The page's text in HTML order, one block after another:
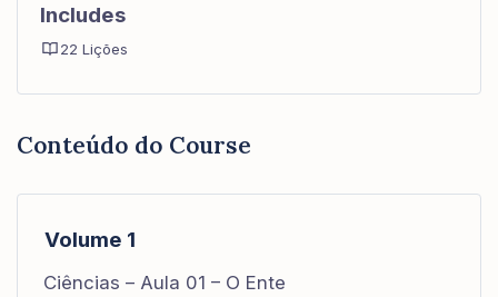
Conteúdo do Course
Volume 1
Ciências – Aula 01 – O Ente
Includes
22 Lições